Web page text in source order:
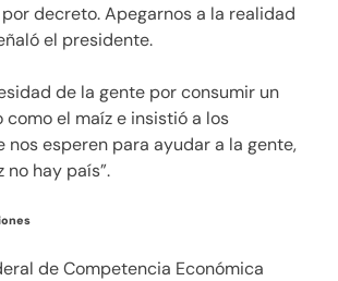
decreto. Apegarnos a la realidad
el presidente.
de la gente por consumir un
el maíz e insistió a los
nos esperen para ayudar a la gente,
no hay país”.
de Competencia Económica